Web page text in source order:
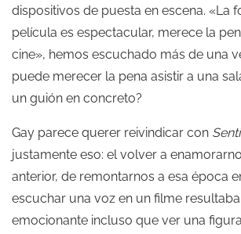
dispositivos de puesta en escena. «La
película es espectacular, merece la
cine», hemos escuchado más de una
puede merecer la pena asistir a una
un guión en concreto?
Gay parece querer reivindicar con
justamente eso: el volver a
anterior, de remontarnos a esa época
escuchar una voz en un filme
emocionante incluso que ver una